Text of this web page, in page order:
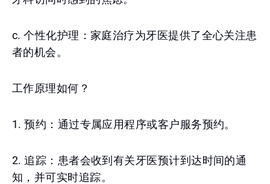
c. 个性化护理：家庭治疗为牙医提供了全心关注患
者的机会。
工作原理如何？
1. 预约：通过专属应用程序或客户服务预约。
2. 追踪：患者会收到有关牙医预计到达时间的通
知，并可实时追踪。